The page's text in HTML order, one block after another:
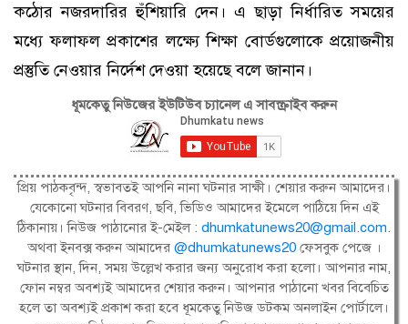
কঠোর নজরদারির হুঁশিয়ারি দেন। এ ছাড়া নির্ধারিত সময়ের
মধ্যে ফলাফল প্রকাশের লক্ষ্যে শিক্ষা বোর্ডগুলোকে প্রয়োজনীয়
প্রস্তুতি নেওয়ার নির্দেশ দেওয়া হয়েছে বলে জানান।
ধূমকেতু নিউজের ইউটিউব চ্যানেল এ সাবস্ক্রাইব করুন
প্রিয় পাঠকবৃন্দ, স্বভাবতই আপনি নানা ঘটনার সাক্ষী। শেয়ার করুন আমাদের।
যেকোনো ঘটনার বিবরণ, ছবি, ভিডিও আমাদের ইমেলে পাঠিয়ে দিন এই
ঠিকানায়। নিউজ পাঠানোর ই-মেইল : dhumkatunews20@gmail.com.
অথবা ইনবক্স করুন আমাদের@dhumkatunews20 ফেসবুক পেজে ।
ঘটনার স্থান, দিন, সময় উল্লেখ করার জন্য অনুরোধ করা হলো। আপনার নাম,
ফোন নম্বর অবশ্যই আমাদের শেয়ার করুন। আপনার পাঠানো খবর বিবেচিত
হলে তা অবশ্যই প্রকাশ করা হবে ধূমকেতু নিউজ ডটকম অনলাইন পোর্টালে।